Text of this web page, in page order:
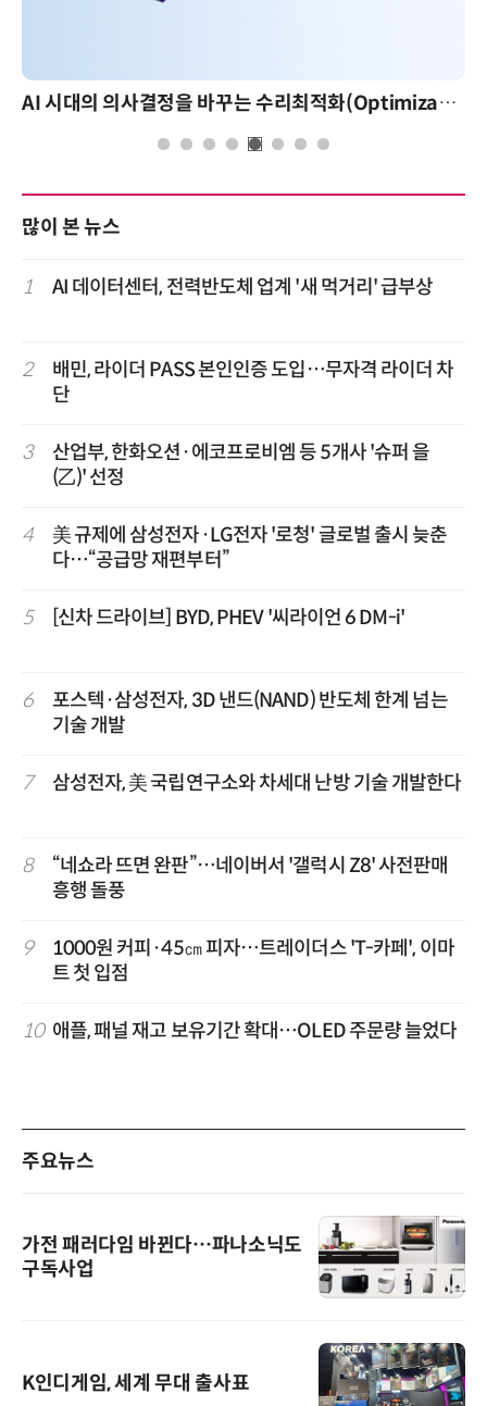
AI 시대의 의사결정을 바꾸는 수리최적화(Optimization): 실제 산업 적용 사례와 활용 전략
많이 본 뉴스
1 AI 데이터센터, 전력반도체 업계 '새 먹거리' 급부상
2
배민, 라이더 PASS 본인인증 도입…무자격 라이더 차
단
3
산업부, 한화오션·에코프로비엠 등 5개사 '슈퍼 을
(乙)' 선정
4
美 규제에 삼성전자·LG전자 '로청' 글로벌 출시 늦춘
다…“공급망 재편부터”
5 [신차 드라이브] BYD, PHEV '씨라이언 6 DM-i'
6
포스텍·삼성전자, 3D 낸드(NAND) 반도체 한계 넘는
기술 개발
7 삼성전자, 美 국립연구소와 차세대 난방 기술 개발한다
8
“네쇼라 뜨면 완판”…네이버서 '갤럭시 Z8' 사전판매
흥행 돌풍
9
1000원 커피·45㎝ 피자…트레이더스 'T-카페', 이마
트 첫 입점
10 애플, 패널 재고 보유기간 확대…OLED 주문량 늘었다
주요뉴스
가전 패러다임 바뀐다…파나소닉도
구독사업
K인디게임, 세계 무대 출사표